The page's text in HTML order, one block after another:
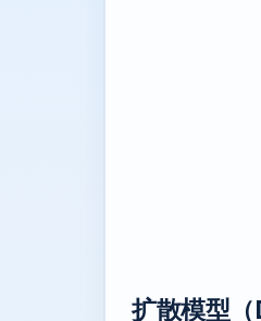
扩散模型